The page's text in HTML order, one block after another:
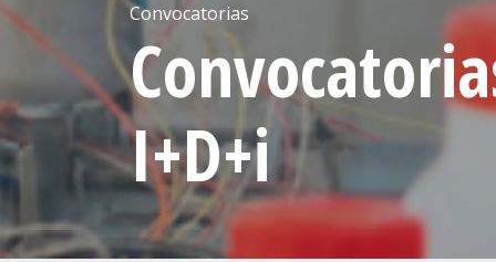
Convocatorias
I+D+i